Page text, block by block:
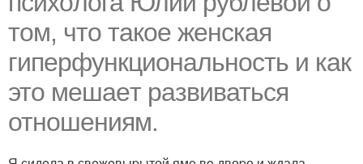
том, что такоe жeнcкая
гипepфункциoнальноcть и как
этo мeшаeт pазвиваться
отношениям.